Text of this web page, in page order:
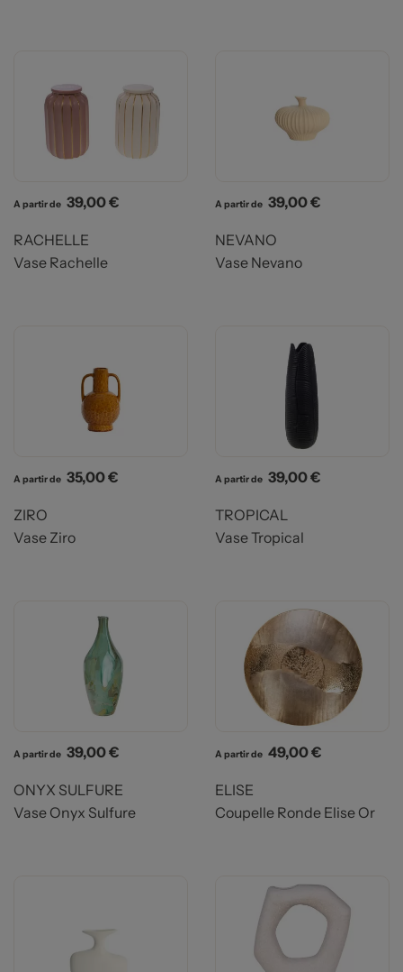
A partir de Prix
39,00 €
RACHELLE
Vase Rachelle
A partir de Prix
39,00 €
NEVANO
Vase Nevano
A partir de Prix
35,00 €
ZIRO
Vase Ziro
A partir de Prix
39,00 €
TROPICAL
Vase Tropical
A partir de Prix
39,00 €
ONYX SULFURE
Vase Onyx Sulfure
A partir de Prix
49,00 €
ELISE
Coupelle Ronde Elise Or